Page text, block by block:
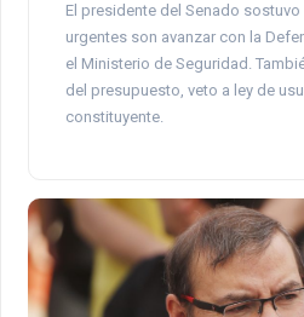
El presidente del Senado
urgentes son avanzar con la
el Ministerio de Seguridad.
del presupuesto, veto a ley de
constituyente.